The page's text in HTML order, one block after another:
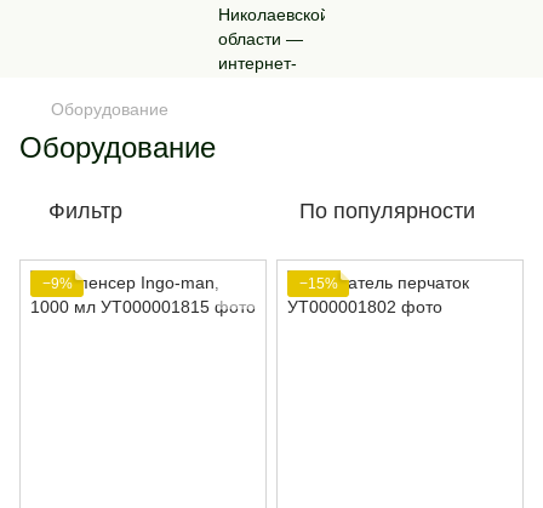
Оборудование
Оборудование
Фильтр По популярности
−9% −15%